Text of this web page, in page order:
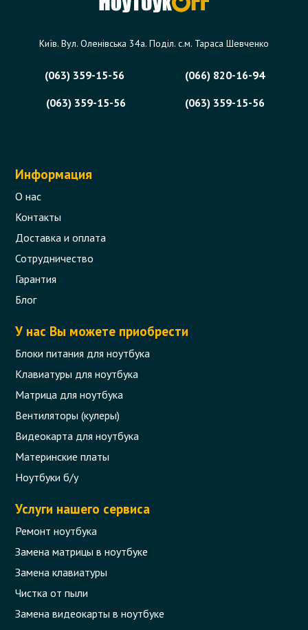
Київ. Вул. Оленівська 34а. Поділ. с.м. Тараса Шевченко
(063) 359-15-56
(066) 820-16-94
(063) 359-15-56
(063) 359-15-56
Информация
О нас
Контакты
Доставка и оплата
Сотрудничество
Гарантия
Блог
У нас Вы можете приобрести
Блоки питания для ноутбука
Клавиатуры для ноутбука
Матрица для ноутбука
Вентиляторы (кулеры)
Видеокарта для ноутбука
Материнские платы
Ноутбуки б/у
Услуги нашего сервиса
Ремонт ноутбука
Замена матрицы в ноутбуке
Замена клавиатуры
Чистка от пыли
Замена видеокарты в ноутбуке